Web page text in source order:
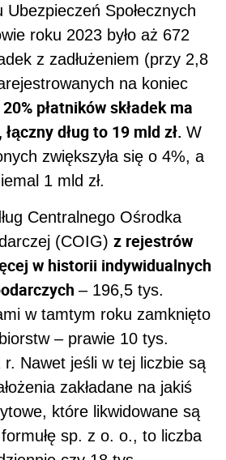
Ubezpieczeń Społecznych
roku 2023 było aż 672
z zadłużeniem (przy 2,8
na koniec
20% płatników składek ma
dług to 19 mld zł. W
zwiększyła się o 4%, a
1 mld zł.
Centralnego Ośrodka
(COIG) z rejestrów
w historii indywidualnych
– 196,5 tys.
w tamtym roku zamknięto
– prawie 10 tys.
Nawet jeśli w tej liczbie są
zakładane na jakiś
które likwidowane są
sp. z o. o., to liczba